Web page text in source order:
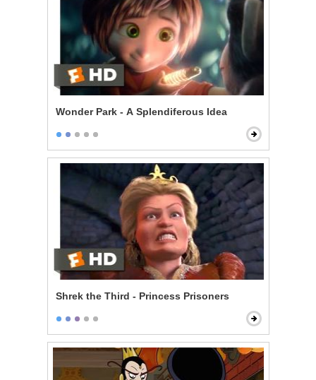
Wonder Park - A Splendiferous Idea
Shrek the Third - Princess Prisoners